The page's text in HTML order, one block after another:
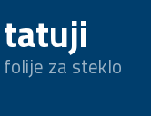
folije za steklo